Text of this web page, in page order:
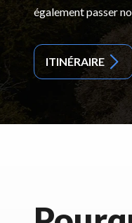
également passer
ITINÉRAIRE